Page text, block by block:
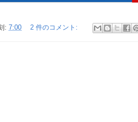
: 7:00 2 件のコメント: